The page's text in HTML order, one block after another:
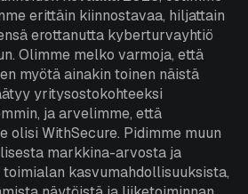
erittäin kiinnostavaa, hiljattain
erottanutta kyberturvayhtiö
Olimme melko varmoja, että
myötä ainakin toinen näistä
yritysostokohteeksi
ja arvelimme, että
olisi WithSecure. Pidimme muun
markkina-arvosta ja
kasvumahdollisuuksista,